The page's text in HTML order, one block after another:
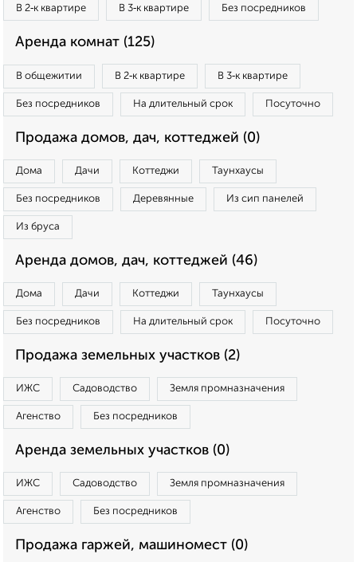
В 2‑к квартире В 3‑к квартире Без посредников
Аренда комнат (125)
В общежитии В 2‑к квартире В 3‑к квартире
Без посредников На длительный срок Посуточно
Продажа домов, дач, коттеджей (0)
Дома Дачи Коттеджи Таунхаусы
Без посредников Деревянные Из сип панелей
Из бруса
Аренда домов, дач, коттеджей (46)
Дома Дачи Коттеджи Таунхаусы
Без посредников На длительный срок Посуточно
Продажа земельных участков (2)
ИЖС Садоводство Земля промназначения
Агенство Без посредников
Аренда земельных участков (0)
ИЖС Садоводство Земля промназначения
Агенство Без посредников
Продажа гаржей, машиномест (0)